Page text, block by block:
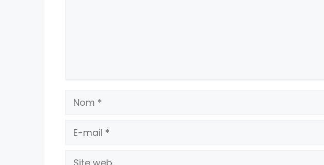
Nom
E-
Site